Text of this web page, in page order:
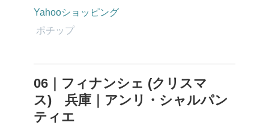
Yahooショッピング
ポチップ
06｜フィナンシェ (クリスマ
ス) 兵庫｜アンリ・シャルパン
ティエ